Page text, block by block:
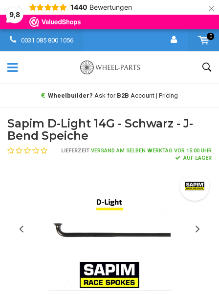
9,8
1440 Bewertungen ×
0031 085 800 1056
0
Wheelbuilder? Ask for B2B Account | Pricing
Sapim D-Light 14G - Schwarz - J-
Bend Speiche
LIEFERZEIT VERSAND AM SELBEN WERKTAG VOR 15:00 UHR
AUF LAGER